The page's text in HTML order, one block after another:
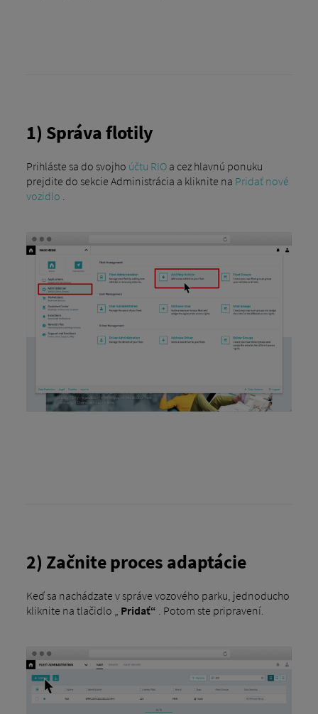
1) Správa flotily
Prihláste sa do svojho účtu RIOa cez hlavnú ponuku
prejdite do sekcie Administrácia a kliknite na Pridať nové
vozidlo .
2) Začnite proces adaptácie
Keď sa nachádzate v správe vozového parku, jednoducho
kliknite na tlačidlo „ Pridať“ . Potom ste pripravení.